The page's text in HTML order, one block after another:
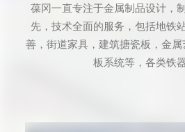
葆冈一直专注于金属制品设计，
先，技术全面的服务，包括地铁
善，街道家具，建筑搪瓷板，金
板系统等，各类铁